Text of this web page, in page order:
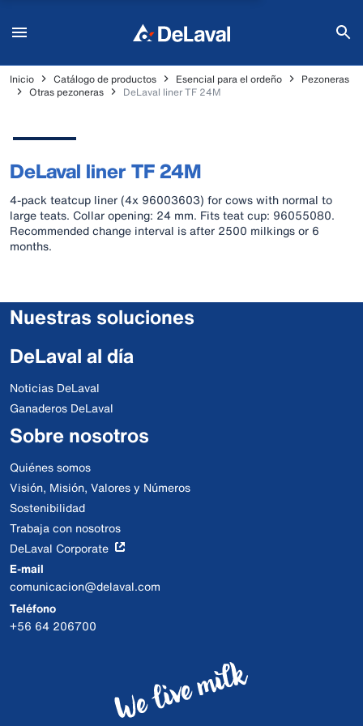
Inicio Catálogo de productos Esencial para el ordeño
Pezoneras
Otras pezoneras
DeLaval liner TF 24M
DeLaval liner TF 24M
4-pack teatcup liner (4x 96003603) for cows with normal to
large teats. Collar opening: 24 mm. Fits teat cup: 96055080.
Recommended change interval is after 2500 milkings or 6
months.
Nuestras soluciones
DeLaval al día
Noticias DeLaval
Ganaderos DeLaval
Sobre nosotros
Quiénes somos
Visión, Misión, Valores y Números
Sostenibilidad
Trabaja con nosotros
DeLaval Corporate
E-mail
comunicacion@delaval.com
Teléfono
+56 64 206700